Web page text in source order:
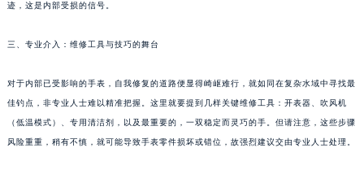
重庆市解放碑渝中区民权路28号英利国际金融中心写字楼20层01室（需提前预约）
黑龙江省大庆市萨尔图区会战大街萧邦售后服务中心（需提前预约）
黑龙江省鹤岗市向阳区红军路萧邦售后服务中心（需提前预约）
黑龙江省黑河市爱辉区中央街萧邦售后服务中心（需提前预约）
迹，这是内部受损的信号。
三、专业介入：维修工具与技巧的舞台
对于内部已受影响的手表，自我修复的道路便显得崎岖难行，就如同在复杂水域中寻找最
佳钓点，非专业人士难以精准把握。这里就要提到几样关键维修工具：开表器、吹风机
（低温模式）、专用清洁剂，以及最重要的，一双稳定而灵巧的手。但请注意，这些步骤
风险重重，稍有不慎，就可能导致手表零件损坏或错位，故强烈建议交由专业人士处理。